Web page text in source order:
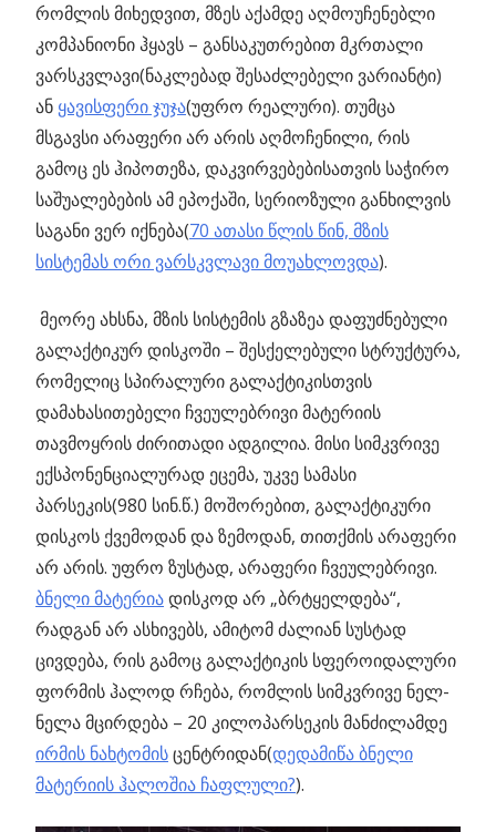
რომლის მიხედვით, მზეს აქამდე აღმოუჩენებლი
კომპანიონი ჰყავს – განსაკუთრებით მკრთალი
ვარსკვლავი(ნაკლებად შესაძლებელი ვარიანტი)
ან ყავისფერი ჯუჯა(უფრო რეალური). თუმცა
მსგავსი არაფერი არ არის აღმოჩენილი, რის
გამოც ეს ჰიპოთეზა, დაკვირვებებისათვის საჭირო
საშუალებების ამ ეპოქაში, სერიოზული განხილვის
საგანი ვერ იქნება(70 ათასი წლის წინ, მზის
სისტემას ორი ვარსკვლავი მოუახლოვდა).
მეორე ახსნა, მზის სისტემის გზაზეა დაფუძნებული
გალაქტიკურ დისკოში – შესქელებული სტრუქტურა,
რომელიც სპირალური გალაქტიკისთვის
დამახასითებელი ჩვეულებრივი მატერიის
თავმოყრის ძირითადი ადგილია. მისი სიმკვრივე
ექსპონენციალურად ეცემა, უკვე სამასი
პარსეკის(980 სინ.წ.) მოშორებით, გალაქტიკური
დისკოს ქვემოდან და ზემოდან, თითქმის არაფერი
არ არის. უფრო ზუსტად, არაფერი ჩვეულებრივი.
ბნელი მატერიადისკოდ არ „ბრტყელდება“,
რადგან არ ასხივებს, ამიტომ ძალიან სუსტად
ცივდება, რის გამოც გალაქტიკის სფეროიდალური
ფორმის ჰალოდ რჩება, რომლის სიმკვრივე ნელ-
ნელა მცირდება – 20 კილოპარსეკის მანძილამდე
ირმის ნახტომისცენტრიდან(დედამიწა ბნელი
მატერიის ჰალოშია ჩაფლული?).